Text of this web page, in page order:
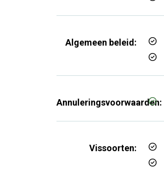
Algemeen beleid:
Annuleringsvoorwaarden:
Vissoorten: